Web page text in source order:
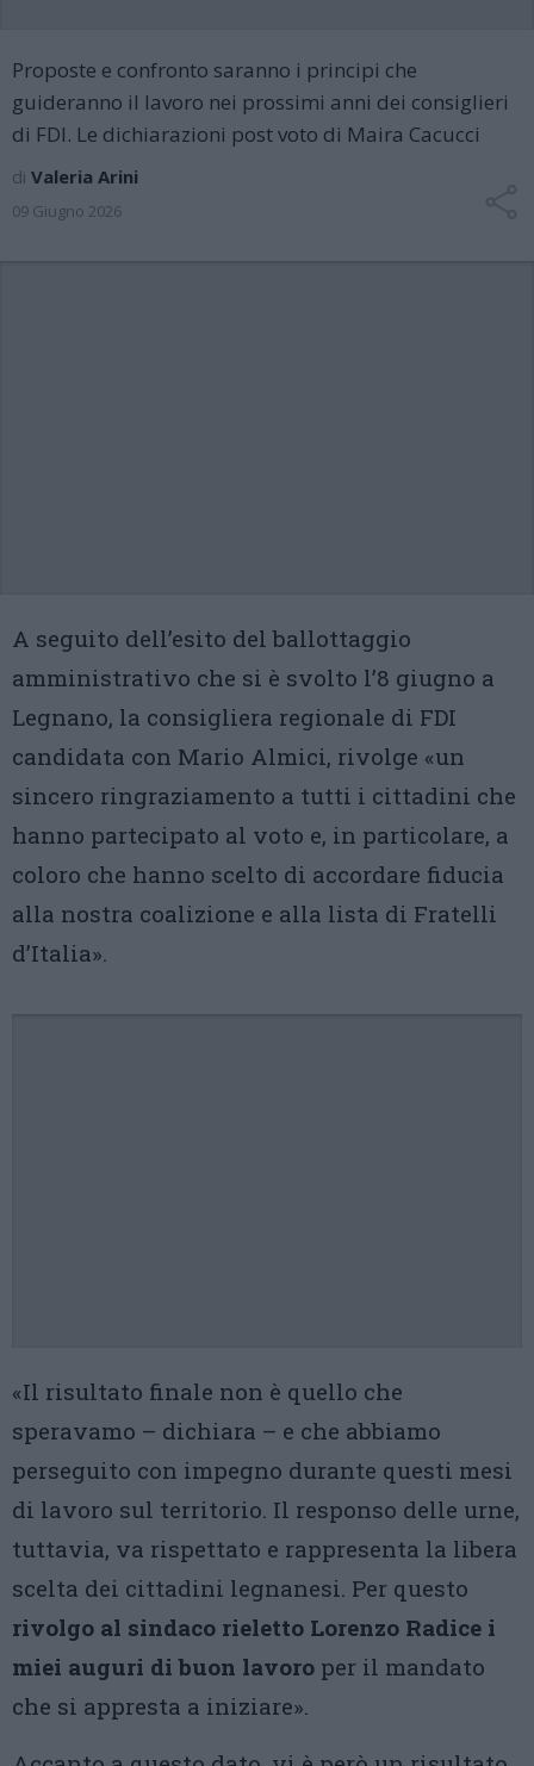
Proposte e confronto saranno i principi che
guideranno il lavoro nei prossimi anni dei consiglieri
di FDI. Le dichiarazioni post voto di Maira Cacucci
di Valeria Arini
09 Giugno 2026
A seguito dell’esito del ballottaggio
amministrativo che si è svolto l’8 giugno a
Legnano, la consigliera regionale di FDI
candidata con Mario Almici, rivolge «un
sincero ringraziamento a tutti i cittadini che
hanno partecipato al voto e, in particolare, a
coloro che hanno scelto di accordare fiducia
alla nostra coalizione e alla lista di Fratelli
d’Italia».
«Il risultato finale non è quello che
speravamo – dichiara – e che abbiamo
perseguito con impegno durante questi mesi
di lavoro sul territorio. Il responso delle urne,
tuttavia, va rispettato e rappresenta la libera
scelta dei cittadini legnanesi. Per questo
rivolgo al sindaco rieletto Lorenzo Radice i
miei auguri di buon lavoro per il mandato
che si appresta a iniziare».